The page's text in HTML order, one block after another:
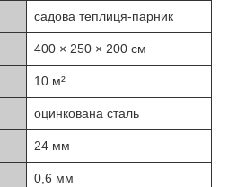
садова теплиця-парник
400 × 250 × 200 см
10 м²
оцинкована сталь
24 мм
0,6 мм